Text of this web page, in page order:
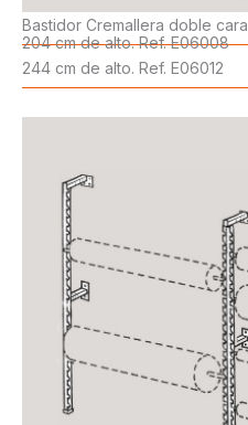
Bastidor Cremallera doble cara
204 cm de alto. Ref. E06008
244 cm de alto. Ref. E06012